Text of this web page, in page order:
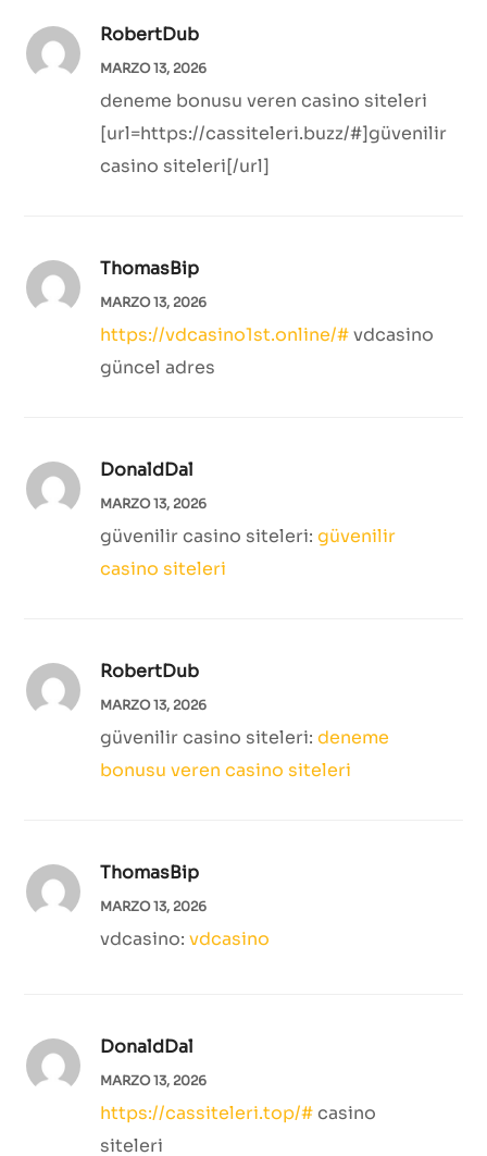
RobertDub
MARZO 13, 2026
deneme bonusu veren casino siteleri
[url=https://cassiteleri.buzz/#]güvenilir
casino siteleri[/url]
ThomasBip
MARZO 13, 2026
https://vdcasino1st.online/#vdcasino
güncel adres
DonaldDal
MARZO 13, 2026
güvenilir casino siteleri:güvenilir
casino siteleri
RobertDub
MARZO 13, 2026
güvenilir casino siteleri:deneme
bonusu veren casino siteleri
ThomasBip
MARZO 13, 2026
vdcasino:vdcasino
DonaldDal
MARZO 13, 2026
https://cassiteleri.top/#casino
siteleri